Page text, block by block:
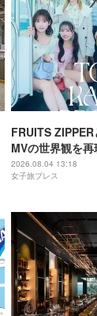
FRUITS
MVの世界観を
メンバーの限定
2026.08.04 13:18
女子旅プレス